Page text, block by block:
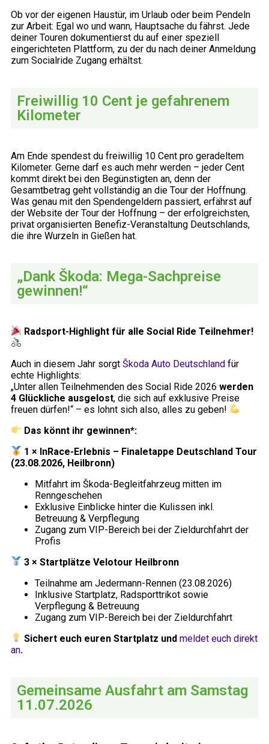
Ob vor der eigenen Haustür, im Urlaub oder beim Pendeln
zur Arbeit: Egal wo und wann, Hauptsache du fährst. Jede
deiner Touren dokumentierst du auf einer speziell
eingerichteten Plattform, zu der du nach deiner Anmeldung
zum Socialride Zugang erhältst.
Freiwillig 10 Cent je gefahrenem
Kilometer
Am Ende spendest du freiwillig 10 Cent pro geradeltem
Kilometer. Gerne darf es auch mehr werden – jeder Cent
kommt direkt bei den Begünstigten an, denn der
Gesamtbetrag geht vollständig an die Tour der Hoffnung.
Was genau mit den Spendengeldern passiert, erfährst auf
der Website der Tour der Hoffnung – der erfolgreichsten,
privat organisierten Benefiz-Veranstaltung Deutschlands,
die ihre Wurzeln in Gießen hat.
„Dank Škoda: Mega-Sachpreise
gewinnen!“
Radsport-Highlight für alle Social Ride Teilnehmer!
Auch in diesem Jahr sorgt Škoda Auto Deutschland für
echte Highlights:
„Unter allen Teilnehmenden des Social Ride 2026 werden
4 Glückliche ausgelost, die sich auf exklusive Preise
freuen dürfen!“ – es lohnt sich also, alles zu geben!
Das könnt ihr gewinnen*:
1 × InRace-Erlebnis – Finaletappe Deutschland Tour
(23.08.2026, Heilbronn)
Mitfahrt im Škoda-Begleitfahrzeug mitten im
Renngeschehen
Exklusive Einblicke hinter die Kulissen inkl.
Betreuung & Verpflegung
Zugang zum VIP-Bereich bei der Zieldurchfahrt der
Profis
3 × Startplätze Velotour Heilbronn
Teilnahme am Jedermann-Rennen (23.08.2026)
Inklusive Startplatz, Radsporttrikot sowie
Verpflegung & Betreuung
Zugang zum VIP-Bereich bei der Zieldurchfahrt
Sichert euch euren Startplatz undmeldet euch direkt
an.
Gemeinsame Ausfahrt am Samstag
11.07.2026